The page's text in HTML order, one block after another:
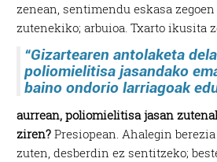
zenean, sentimendu eskasa
zutenekiko; arbuioa. Txarto ikusita
“Gizartearen antolaketa
poliomielitisa jasandako
baino ondorio larriagoak
aurrean, poliomielitisa jasan
ziren? Presiopean. Ahalegin
zuten, desberdin ez sentitzeko;